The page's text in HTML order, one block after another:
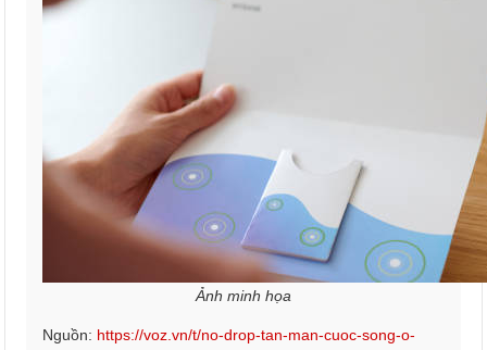
Ảnh minh họa
Nguồn: https://voz.vn/t/no-drop-tan-man-cuoc-song-o-